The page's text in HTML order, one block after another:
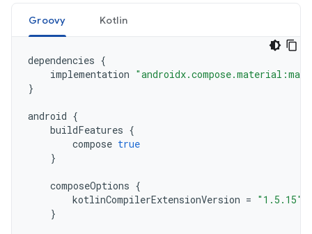
Groovy Kotlin
dependencies {
implementation
}
android {
buildFeatures {
compose true
}
composeOptions {
kotlinCompilerExtensionVersion = "1.5.15"
}